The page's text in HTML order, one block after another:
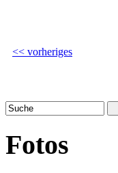
<< vorheriges
Fotos